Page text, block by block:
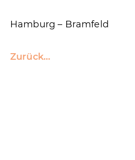
Hamburg – Bramfeld
Zurück…